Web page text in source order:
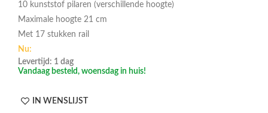
10 kunststof pilaren (verschillende hoogte)
Maximale hoogte 21 cm
Met 17 stukken rail
Nu:
Levertijd: 1 dag
Vandaag besteld, woensdag in huis!
IN WENSLIJST